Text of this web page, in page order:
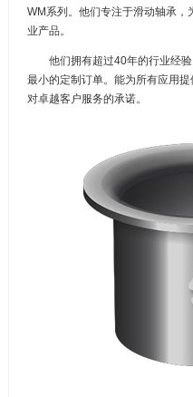
WM系列。他们专注于滑动轴承
业产品。
他们拥有超过40年的行业经验
最小的定制订单。能为所有应用
对卓越客户服务的承诺。